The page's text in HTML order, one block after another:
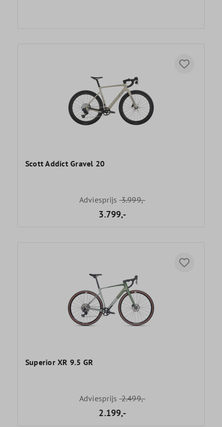
Scott Addict Gravel 20
Adviesprijs3.999,-
3.799,-
Superior XR 9.5 GR
Adviesprijs2.499,-
2.199,-